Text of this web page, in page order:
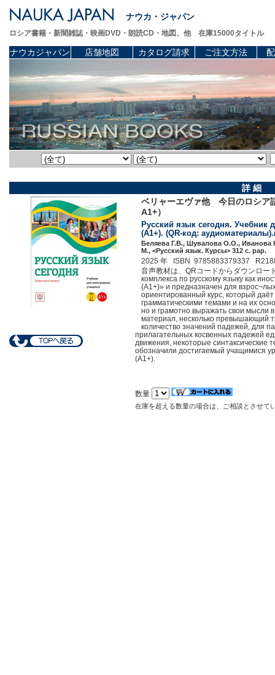
ナウカ・ジャパン
ロシア書籍・新聞雑誌・映画DVD・朗読CD・地図、他 在庫15000タイトル
ナウカジャパン 店舗地図 カタログ請求 ご注文方法
詳 細
ベリャーエヴァ他 今日のロシ
A1+）
Русский язык сегодня.
(A1+). (QR-код:
Беляева Г.В., Шувалова О.О., Иванова
М., <Русский язык. Курсы> 312 c. pap.
2025 年 ISBN 9785883379337
音声教材は、QRコードからダウンロー
комплекса по русскому языку как
(А1+)» и предназначен для
ориентированный курс, который
грамматическими темами и на их
но и грамотно выражать свои мысли
материал, несколько превышающий
количество значений падежей, для
прилагательных косвенных падежей
движения, некоторые синтаксические
обозначили достигаемый учащимися
(А1+).
数量
在庫を超える数量の場合は、ご相談とさせて